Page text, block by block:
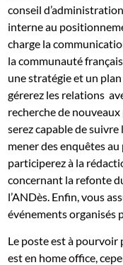
conseil
interne au
charge la
la communauté
une stratégie et un
gérerez les relations
recherche de
serez capable de
mener des enquêtes au
participerez à la
concernant la refonte
l’ANDès. Enfin, vous
événements organisés
Le poste est à pourvoir
est en home office,